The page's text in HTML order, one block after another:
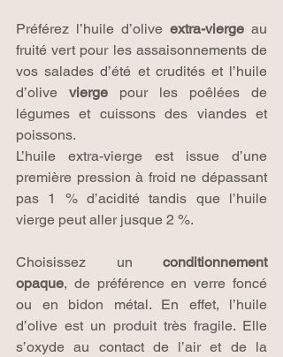
Préférez l’huile d’olive extra-vierge au
fruité vert pour les assaisonnements de
vos salades d’été et crudités et l’huile
d’olive vierge pour les poêlées de
légumes et cuissons des viandes et
poissons.
L’huile extra-vierge est issue d’une
première pression à froid ne dépassant
pas 1 % d’acidité tandis que l’huile
vierge peut aller jusque 2 %.
Choisissez un conditionnement
opaque, de préférence en verre foncé
ou en bidon métal. En effet, l’huile
d’olive est un produit très fragile. Elle
s’oxyde au contact de l’air et de la